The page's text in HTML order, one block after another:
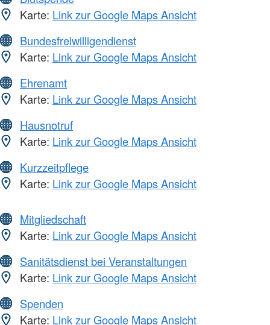
Karte: Link zur Google Maps Ansicht
Bundesfreiwilligendienst
Karte: Link zur Google Maps Ansicht
Ehrenamt
Karte: Link zur Google Maps Ansicht
Hausnotruf
Karte: Link zur Google Maps Ansicht
Kurzzeitpflege
Karte: Link zur Google Maps Ansicht
Mitgliedschaft
Karte: Link zur Google Maps Ansicht
Sanitätsdienst bei Veranstaltungen
Karte: Link zur Google Maps Ansicht
Spenden
Karte: Link zur Google Maps Ansicht